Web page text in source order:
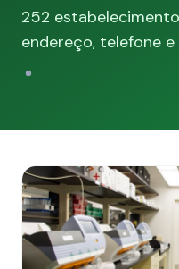
252
endereço, telefone